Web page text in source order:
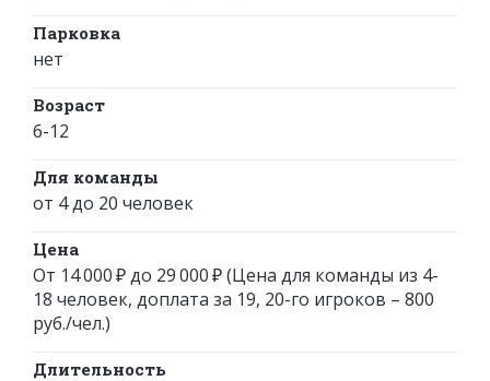
Парковка
нет
Возраст
6-12
Для команды
от 4 до 20 человек
Цена
От 14 000 ₽ до 29 000 ₽ (Цена для команды из 4-
18 человек, доплата за 19, 20-го игроков – 800
руб./чел.)
Длительность